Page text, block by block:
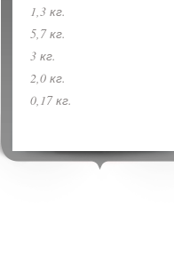
1,3 кг.
5,7 кг.
3 кг.
2,0 кг.
0,17 кг.